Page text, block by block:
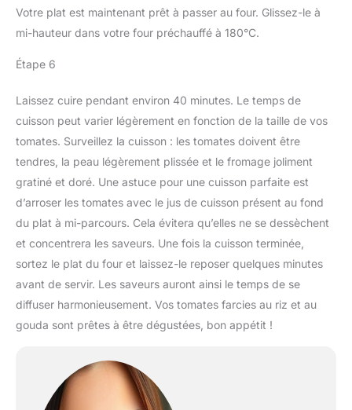
Votre plat est maintenant prêt à passer au four. Glissez-le à
mi-hauteur dans votre four préchauffé à 180°C.
Étape 6
Laissez cuire pendant environ 40 minutes. Le temps de
cuisson peut varier légèrement en fonction de la taille de vos
tomates. Surveillez la cuisson : les tomates doivent être
tendres, la peau légèrement plissée et le fromage joliment
gratiné et doré. Une astuce pour une cuisson parfaite est
d’arroser les tomates avec le jus de cuisson présent au fond
du plat à mi-parcours. Cela évitera qu’elles ne se dessèchent
et concentrera les saveurs. Une fois la cuisson terminée,
sortez le plat du four et laissez-le reposer quelques minutes
avant de servir. Les saveurs auront ainsi le temps de se
diffuser harmonieusement. Vos tomates farcies au riz et au
gouda sont prêtes à être dégustées, bon appétit !